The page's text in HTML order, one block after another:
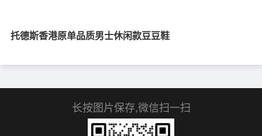
托德斯香港原单品质男士休闲款豆豆鞋
长按图片保存,微信扫一扫